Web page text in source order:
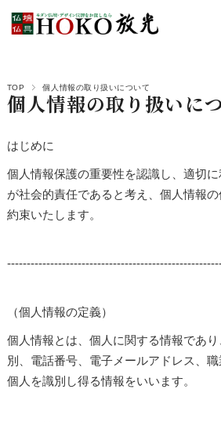
TOP 個人情報の取り扱いについて
個人情報の取り扱いに
はじめに
個人情報保護の重要性を認識し、適切
が社会的責任であると考え、個人情報
約束いたします。
（個人情報の定義）
個人情報とは、個人に関する情報であ
別、電話番号、電子メールアドレス、
個人を識別し得る情報をいいます。